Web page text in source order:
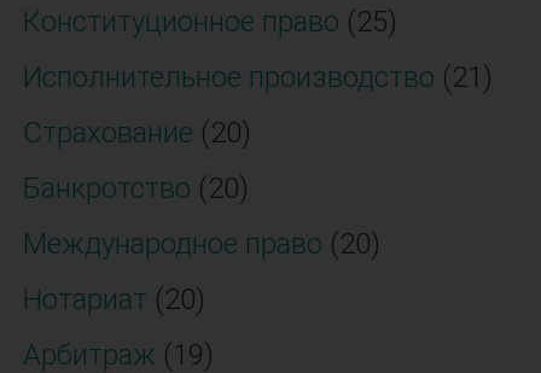
Конституционное право (25)
Исполнительное производство (21)
Страхование (20)
Банкротство (20)
Международное право (20)
Нотариат (20)
Арбитраж (19)